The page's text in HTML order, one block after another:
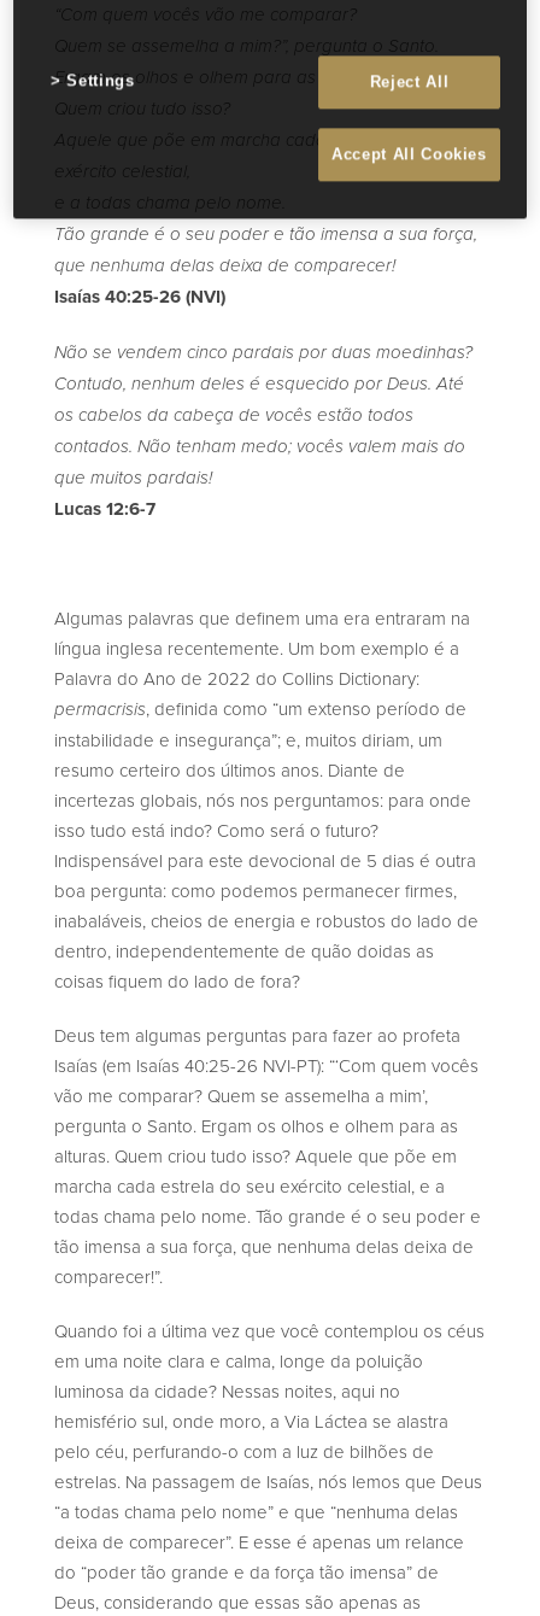
“Com quem vocês vão me comparar?
Quem se assemelha a mim?”, pergunta o Santo.
Ergam os olhos e olhem para as alturas.
Quem criou tudo isso?
Aquele que põe em marcha cada estrela do seu
exército celestial,
e a todas chama pelo nome.
Tão grande é o seu poder e tão imensa a sua força,
que nenhuma delas deixa de comparecer!
Isaías 40:25-26 (NVI)
Não se vendem cinco pardais por duas moedinhas?
Contudo, nenhum deles é esquecido por Deus. Até
os cabelos da cabeça de vocês estão todos
contados. Não tenham medo; vocês valem mais do
que muitos pardais!
Lucas 12:6-7
Algumas palavras que definem uma era entraram na
língua inglesa recentemente. Um bom exemplo é a
Palavra do Ano de 2022 do Collins Dictionary:
permacrisis, definida como “um extenso período de
instabilidade e insegurança”; e, muitos diriam, um
resumo certeiro dos últimos anos. Diante de
incertezas globais, nós nos perguntamos: para onde
isso tudo está indo? Como será o futuro?
Indispensável para este devocional de 5 dias é outra
boa pergunta: como podemos permanecer firmes,
inabaláveis, cheios de energia e robustos do lado de
dentro, independentemente de quão doidas as
coisas fiquem do lado de fora?
Deus tem algumas perguntas para fazer ao profeta
Isaías (em Isaías 40:25-26 NVI-PT): “‘Com quem vocês
vão me comparar? Quem se assemelha a mim’,
pergunta o Santo. Ergam os olhos e olhem para as
alturas. Quem criou tudo isso? Aquele que põe em
marcha cada estrela do seu exército celestial, e a
todas chama pelo nome. Tão grande é o seu poder e
tão imensa a sua força, que nenhuma delas deixa de
comparecer!”.
Quando foi a última vez que você contemplou os céus
em uma noite clara e calma, longe da poluição
luminosa da cidade? Nessas noites, aqui no
hemisfério sul, onde moro, a Via Láctea se alastra
pelo céu, perfurando-o com a luz de bilhões de
estrelas. Na passagem de Isaías, nós lemos que Deus
“a todas chama pelo nome” e que “nenhuma delas
deixa de comparecer”. E esse é apenas um relance
do “poder tão grande e da força tão imensa” de
Deus, considerando que essas são apenas as
Reject All
Accept All Cookies
Settings